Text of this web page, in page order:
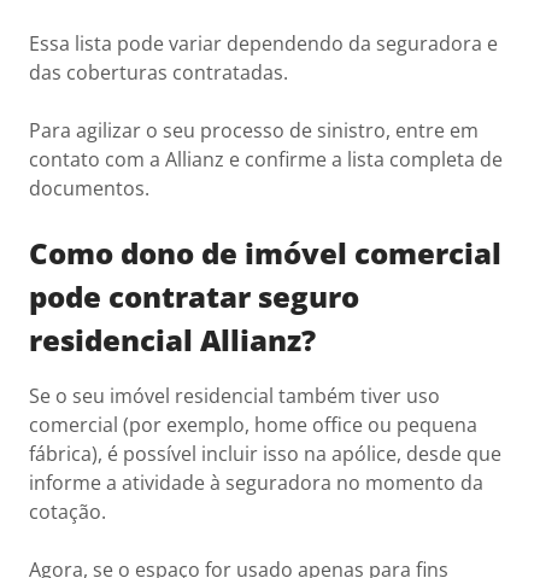
Essa lista pode variar dependendo da seguradora e
das coberturas contratadas.
Para agilizar o seu processo de sinistro, entre em
contato com a Allianz e confirme a lista completa de
documentos.
Como dono de imóvel comercial
pode contratar seguro
residencial Allianz?
Se o seu imóvel residencial também tiver uso
comercial (por exemplo, home office ou pequena
fábrica), é possível incluir isso na apólice, desde que
informe a atividade à seguradora no momento da
cotação.
Agora, se o espaço for usado apenas para fins